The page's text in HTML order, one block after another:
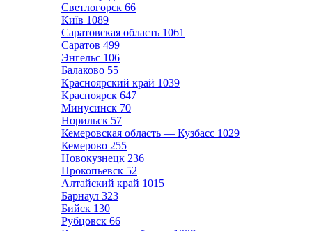
Светлогорск 66
Київ 1089
Саратовская область 1061
Саратов 499
Энгельс 106
Балаково 55
Красноярский край 1039
Красноярск 647
Минусинск 70
Норильск 57
Кемеровская область — Кузбасс 1029
Кемерово 255
Новокузнецк 236
Прокопьевск 52
Алтайский край 1015
Барнаул 323
Бийск 130
Рубцовск 66